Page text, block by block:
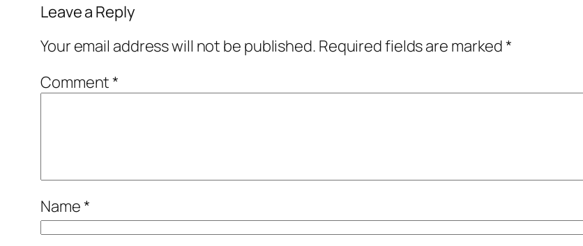
Leave a Reply
Your email address will not be published. Required fields are marked*
Comment*
Name*